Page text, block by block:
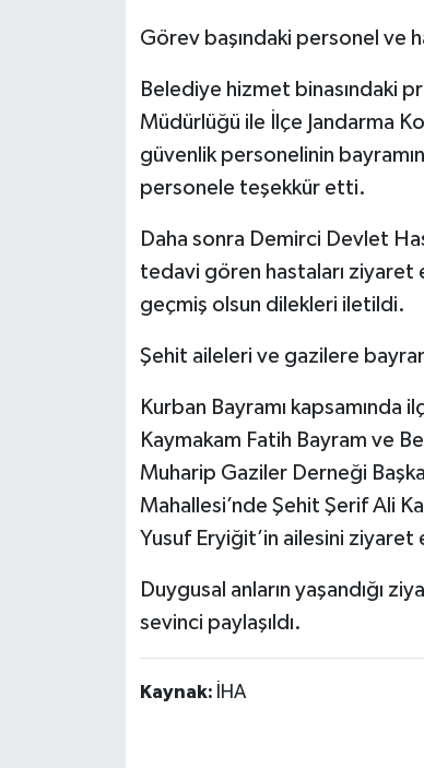
Görev başındaki personel ve
Belediye hizmet binasındaki
Müdürlüğü ile İlçe Jandarma
güvenlik personelinin
personele teşekkür etti.
Daha sonra Demirci Devlet
tedavi gören hastaları ziyaret
geçmiş olsun dilekleri iletildi.
Şehit aileleri ve gazilere
Kurban Bayramı kapsamında
Kaymakam Fatih Bayram ve
Muharip Gaziler Derneği
Mahallesi’nde Şehit Şerif Ali
Yusuf Eryiğit’in ailesini ziyaret
Duygusal anların yaşandığı
sevinci paylaşıldı.
Kaynak: İHA